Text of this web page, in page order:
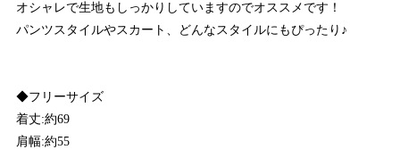
オシャレで生地もしっかりしていますのでオススメです！
パンツスタイルやスカート、どんなスタイルにもぴったり♪
◆フリーサイズ
着丈:約69
肩幅:約55